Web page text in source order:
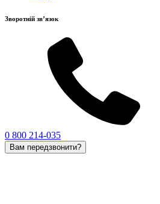
Зворотній зв’язок
0 800 214-035
Вам передзвонити?